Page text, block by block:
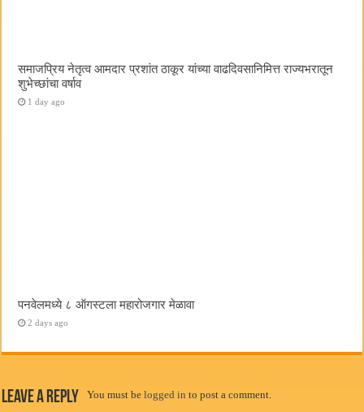
समाजप्रिय नेतृत्व आमदार प्रशांत ठाकूर यांच्या वाढदिवसानिमित्त राज्यभरातून
शुभेच्छांचा वर्षाव
1 day ago
पनवेलमध्ये ८ ऑगस्टला महारोजगार मेळावा
2 days ago
Leave a Reply You must belogged in to post a comment.